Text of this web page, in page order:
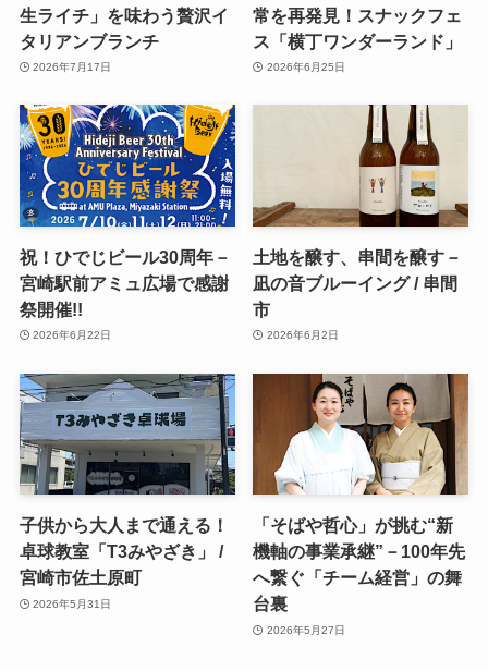
生ライチ」を味わう贅沢イ
タリアンブランチ
2026年7月17日
常を再発見！スナックフェ
ス「横丁ワンダーランド」
2026年6月25日
祝！ひでじビール30周年－
宮崎駅前アミュ広場で感謝
祭開催!!
2026年6月22日
土地を醸す、串間を醸す－
凪の音ブルーイング / 串間
市
2026年6月2日
子供から大人まで通える！
卓球教室「T3みやざき」 /
宮崎市佐土原町
2026年5月31日
「そばや哲心」が挑む“新
機軸の事業承継”－100年先
へ繋ぐ「チーム経営」の舞
台裏
2026年5月27日